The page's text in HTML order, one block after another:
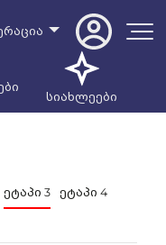
სიახლეები
ეტაპი 3 ეტაპი 4